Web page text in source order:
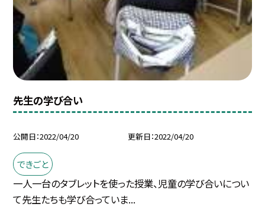
先生の学び合い
公開日 2022/04/20 更新日 2022/04/20
できごと
一人一台のタブレットを使った授業、児童の学び合いについ
て先生たちも学び合っていま...